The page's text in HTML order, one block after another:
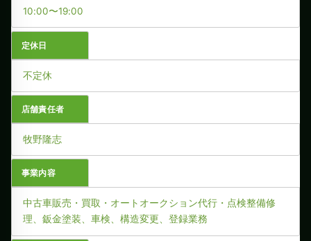
10:00〜19:00
定休日
不定休
店舗責任者
牧野隆志
事業内容
中古車販売・買取・オートオークション代行・点検整備修
理、鈑金塗装、車検、構造変更、登録業務